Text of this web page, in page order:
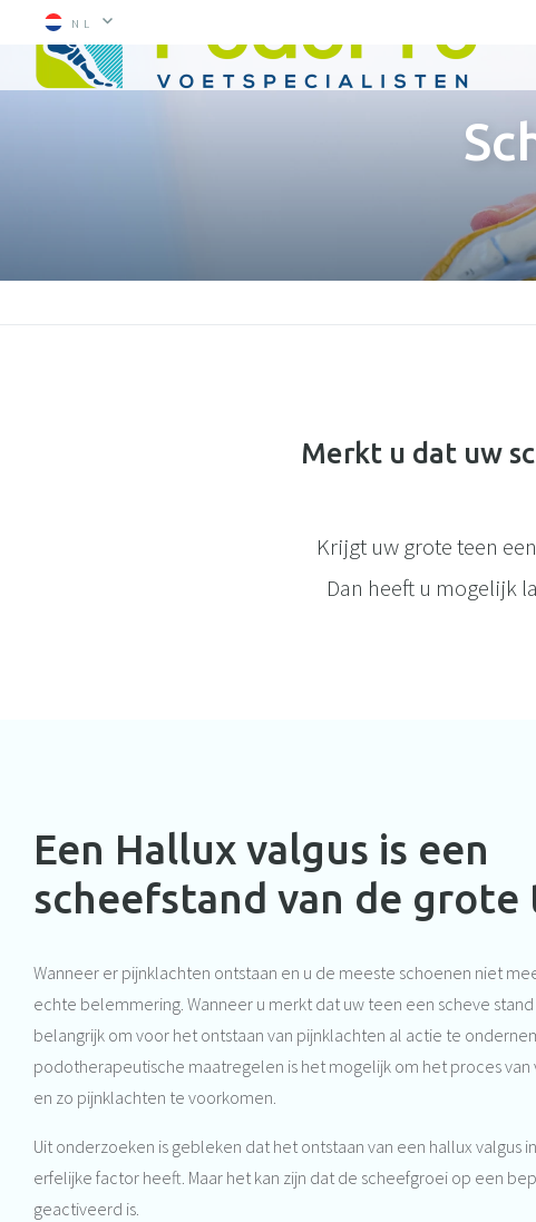
NL
Merkt u dat uw
Krijgt uw grote teen
Dan heeft u mogelijk
Een Hallux valgus is een
scheefstand van de grote
Wanneer er pijnklachten ontstaan en u de meeste schoenen niet
echte belemmering. Wanneer u merkt dat uw teen een scheve
belangrijk om voor het ontstaan van pijnklachten al actie te
podotherapeutische maatregelen is het mogelijk om het proces
en zo pijnklachten te voorkomen.
Uit onderzoeken is gebleken dat het ontstaan van een hallux valgus
erfelijke factor heeft. Maar het kan zijn dat de scheefgroei op een
geactiveerd is.